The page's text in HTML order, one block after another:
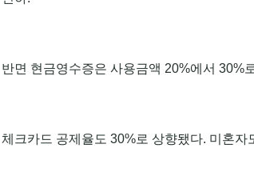
반면 현금영수증은 사용금액 20%에서 30%
체크카드 공제율도 30%로 상향됐다. 미혼